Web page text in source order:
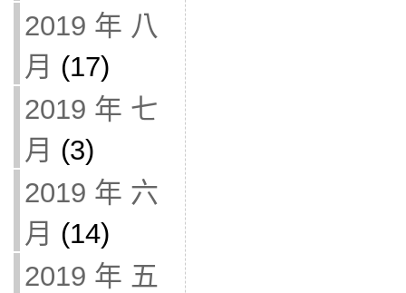
2019 年 八
月 (17)
2019 年 七
月 (3)
2019 年 六
月 (14)
2019 年 五